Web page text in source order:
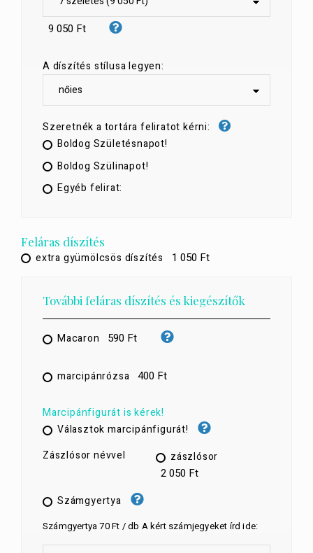
9 050 Ft
A díszítés stílusa legyen:
Szeretnék a tortára feliratot kérni:
Boldog Születésnapot!
Boldog Szülinapot!
Egyéb felirat:
Feláras díszítés
extra gyümölcsös díszítés 1 050 Ft
További feláras díszítés és kiegészítők
Macaron 590 Ft
marcipánrózsa 400 Ft
Marcipánfigurát is kérek!
Választok marcipánfigurát!
Zászlósor névvel
zászlósor
2 050 Ft
Számgyertya
Számgyertya 70 Ft / db A kért számjegyeket írd ide: